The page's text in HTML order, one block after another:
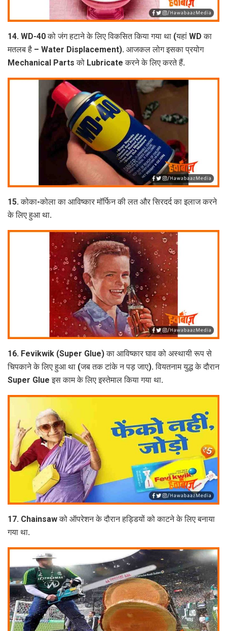
14. WD-40 को जंग हटाने के लिए विकसित किया गया था (यहां WD का
मतलब है – Water Displacement). आजकल लोग इसका प्रयोग
Mechanical Parts को Lubricate करने के लिए करते हैं.
15. कोका-कोला का आविष्कार मॉर्फिन की लत और सिरदर्द का इलाज करने
के लिए हुआ था.
16. Fevikwik (Super Glue) का आविष्कार घाव को अस्थायी रूप से
चिपकाने के लिए हुआ था (जब तक टांके न पड़ जाए). वियतनाम युद्ध के दौरान
Super Glue इस काम के लिए इस्तेमाल किया गया था.
17. Chainsaw को ऑपरेशन के दौरान हड्डियों को काटने के लिए बनाया
गया था.